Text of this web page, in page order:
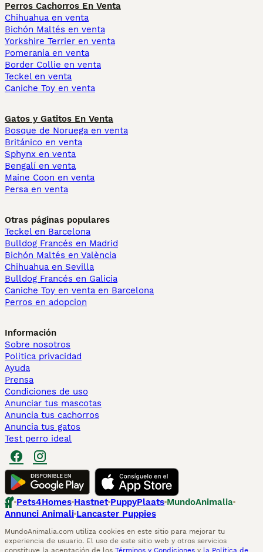
Perros Cachorros En Venta
Chihuahua en venta
Bichón Maltés en venta
Yorkshire Terrier en venta
Pomerania en venta
Border Collie en venta
Teckel en venta
Caniche Toy en venta
Gatos y Gatitos En Venta
Bosque de Noruega en venta
Británico en venta
Sphynx en venta
Bengalí en venta
Maine Coon en venta
Persa en venta
Otras páginas populares
Teckel en Barcelona
Bulldog Francés en Madrid
Bichón Maltés en València
Chihuahua en Sevilla
Bulldog Francés en Galicia
Caniche Toy en venta en Barcelona
Perros en adopcion
Información
Sobre nosotros
Politica privacidad
Ayuda
Prensa
Condiciones de uso
Anunciar tus mascotas
Anuncia tus cachorros
Anuncia tus gatos
Test perro ideal
Pets4Homes Hastnet PuppyPlaats MundoAnimalia
Annunci Animali Lancaster Puppies
MundoAnimalia.com utiliza cookies en este sitio para mejorar tu
experiencia de usuario. El uso de este sitio web y otros servicios